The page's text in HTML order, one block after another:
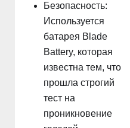
Безопасность:
Используется
батарея Blade
Battery, которая
известна тем, что
прошла строгий
тест на
проникновение